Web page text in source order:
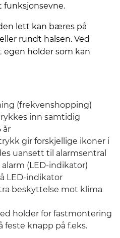
funksjonsevne.
lett kan bæres på
rundt halsen. Ved
holder som kan
(frekvenshopping)
inn samtidig
år
gir forskjellige ikoner i
uansett til alarmsentral
(LED-indikator)
LED-indikator
beskyttelse mot klima
holder for fastmontering
feste knapp på f.eks.